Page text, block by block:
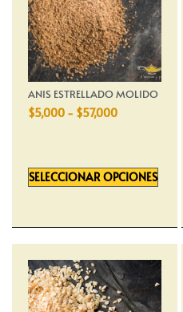
ANIS ESTRELLADO MOLIDO
$5,000 - $57,000
SELECCIONAR OPCIONES